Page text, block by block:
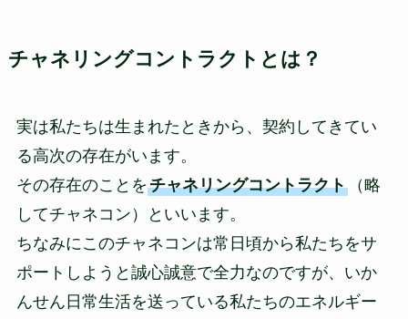
チャネリングコントラクトとは？
実は私たちは生まれたときから、契約してきてい
る高次の存在がいます。
その存在のことをチャネリングコントラクト（略
してチャネコン）といいます。
ちなみにこのチャネコンは常日頃から私たちをサ
ポートしようと誠心誠意で全力なのですが、いか
んせん日常生活を送っている私たちのエネルギー